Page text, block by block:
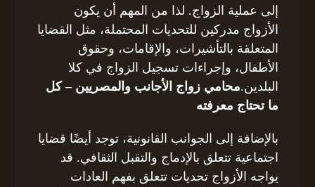
إلى عملية الزواج. لذا من المهم أن يكون
الأزواج مدركين للتحديات المحتملة، مثل القضايا
المتعلقة بالتأشيرات، والإقامات، وحقوق
الأطفال، وإجراءات تسجيل الزواج في كلا
البلدين.محامي زواج الأجانب والمصريين – كل
ما تحتاج معرفته
بالإضافة إلى الجوانب القانونية، توجد أيضًا قضايا
اجتماعية تتعلق بالإدماج والتقبل الثقافي. قد
يواجه الأزواج تحديات تتعلق بفهم العادات